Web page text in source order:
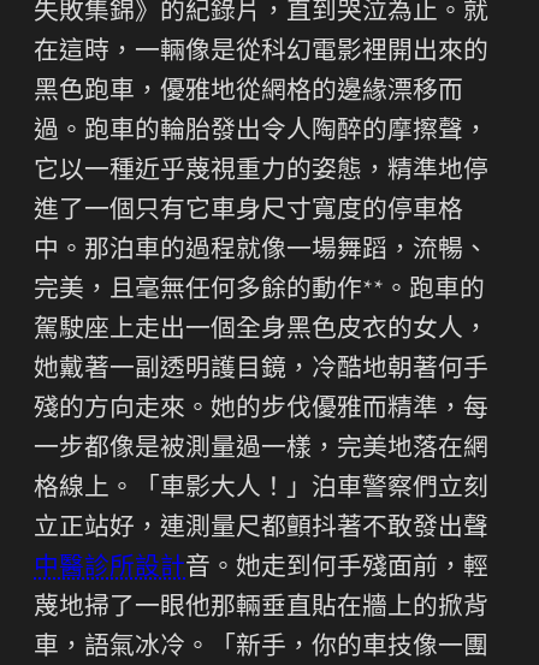
失敗集錦》的紀錄片，直到哭泣為止。就
在這時，一輛像是從科幻電影裡開出來的
黑色跑車，優雅地從網格的邊緣漂移而
過。跑車的輪胎發出令人陶醉的摩擦聲，
它以一種近乎蔑視重力的姿態，精準地停
進了一個只有它車身尺寸寬度的停車格
中。那泊車的過程就像一場舞蹈，流暢、
完美，且毫無任何多餘的動作**。跑車的
駕駛座上走出一個全身黑色皮衣的女人，
她戴著一副透明護目鏡，冷酷地朝著何手
殘的方向走來。她的步伐優雅而精準，每
一步都像是被測量過一樣，完美地落在網
格線上。「車影大人！」泊車警察們立刻
立正站好，連測量尺都顫抖著不敢發出聲
中醫診所設計音。她走到何手殘面前，輕
蔑地掃了一眼他那輛垂直貼在牆上的掀背
車，語氣冰冷。「新手，你的車技像一團